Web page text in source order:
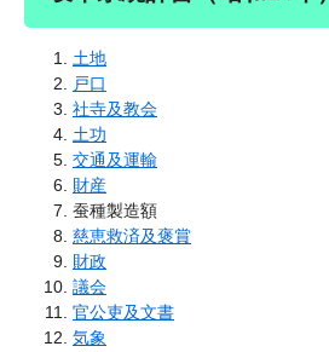
土地
戸口
社寺及教会
土功
交通及運輸
財産
蚕種製造額
慈恵救済及褒賞
財政
議会
官公吏及文書
気象